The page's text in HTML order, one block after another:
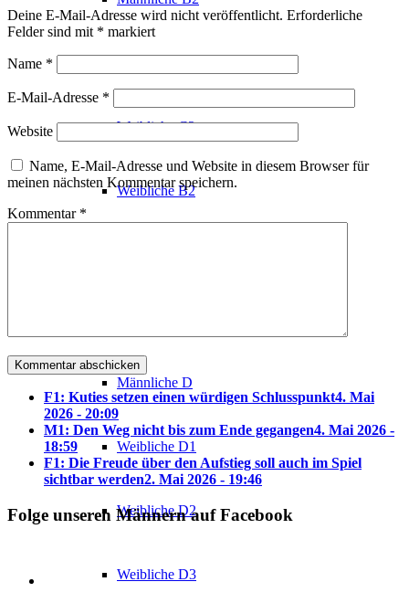
Weibliche C2
Weibliche B2
Männliche D
Weibliche D1
Weibliche D2
Weibliche D3
Deine E-Mail-Adresse wird nicht veröffentlicht. Erforderliche
Felder sind mit * markiert
Name *
E-Mail-Adresse *
Website
Name, E-Mail-Adresse und Website in diesem Browser für
meinen nächsten Kommentar speichern.
Kommentar *
F1: Kuties setzen einen würdigen Schlusspunkt4. Mai
2026 - 20:09
M1: Den Weg nicht bis zum Ende gegangen4. Mai 2026 -
18:59
F1: Die Freude über den Aufstieg soll auch im Spiel
sichtbar werden2. Mai 2026 - 19:46
Folge unseren Männern auf Facebook